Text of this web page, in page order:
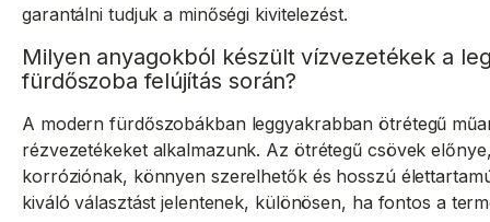
garantálni tudjuk a minőségi kivitelezést.
Milyen anyagokból készült vízvezetékek a
fürdőszoba felújítás során?
A modern fürdőszobákban leggyakrabban ötrétegű
rézvezetékeket alkalmazunk. Az ötrétegű csövek
korróziónak, könnyen szerelhetők és hosszú
kiváló választást jelentenek, különösen, ha fontos a